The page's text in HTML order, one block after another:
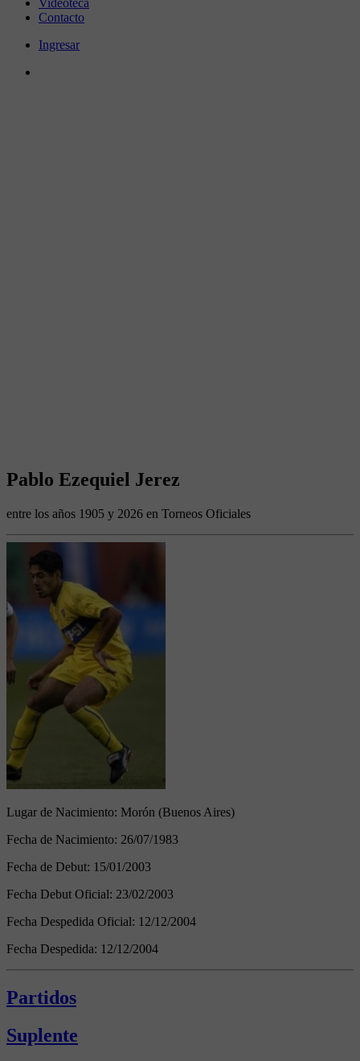
Contacto
Ingresar
Pablo Ezequiel Jerez
entre los años 1905 y 2026 en Torneos Oficiales
Lugar de Nacimiento: Morón (Buenos Aires)
Fecha de Nacimiento: 26/07/1983
Fecha de Debut: 15/01/2003
Fecha Debut Oficial: 23/02/2003
Fecha Despedida Oficial: 12/12/2004
Fecha Despedida: 12/12/2004
Partidos
Suplente